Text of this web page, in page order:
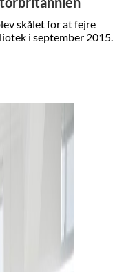
skålet for at fejre
i september 2015.